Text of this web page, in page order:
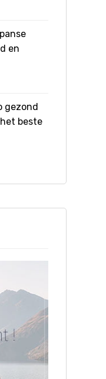
en
gezond
beste